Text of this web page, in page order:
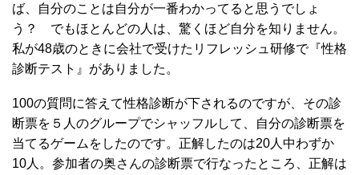
ば、自分のことは自分が一番わかってると思うでしょ
う？ でもほとんどの人は、驚くほど自分を知りません。
私が48歳のときに会社で受けたリフレッシュ研修で『性格
診断テスト』がありました。
100の質問に答えて性格診断が下されるのですが、その診
断票を５人のグループでシャッフルして、自分の診断票を
当てるゲームをしたのです。正解したのは20人中わずか
10人。参加者の奥さんの診断票で行なったところ、正解は